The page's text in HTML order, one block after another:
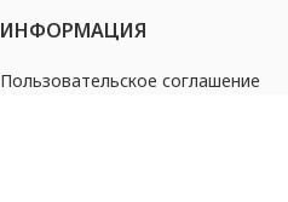
ИНФОРМАЦИЯ
Пользовательское соглашение